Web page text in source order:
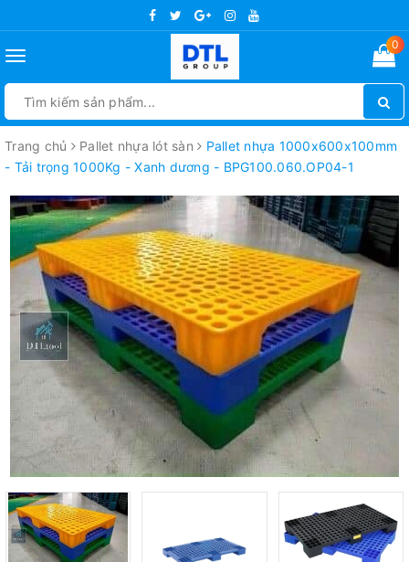
Toggle
0
Trang chủ Pallet nhựa lót sàn
Pallet nhựa 1000x600x100mm
- Tải trọng 1000Kg - Xanh dương - BPG100.060.OP04-1